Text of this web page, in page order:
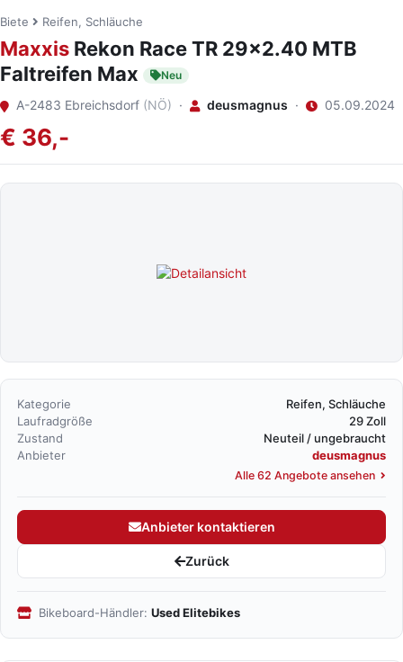
Biete Reifen, Schläuche
Maxxis Rekon Race TR 29x2.40 MTB
Faltreifen Max
Neu
A-2483 Ebreichsdorf (NÖ) · deusmagnus · 05.09.2024
€ 36,-
Kategorie
Reifen, Schläuche
Laufradgröße
29 Zoll
Zustand
Neuteil / ungebraucht
Anbieter
deusmagnus
Alle 62 Angebote ansehen
Anbieter kontaktieren
Zurück
Bikeboard-Händler: Used Elitebikes